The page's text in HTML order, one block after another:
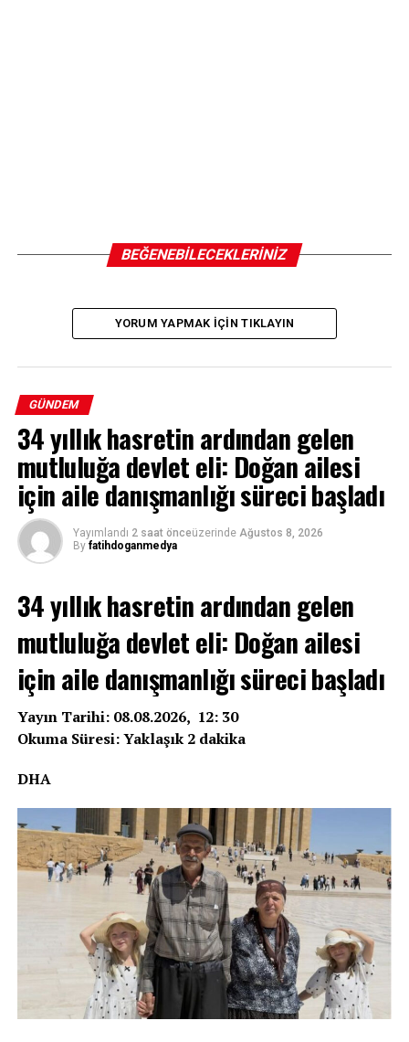
BEĞENEBILECEKLERINIZ
YORUM YAPMAK IÇIN TIKLAYIN
GÜNDEM
34 yıllık hasretin ardından gelen
mutluluğa devlet eli: Doğan ailesi
için aile danışmanlığı süreci başladı
Yayımlandı 2 saat önceüzerinde Ağustos 8, 2026
By fatihdoganmedya
34 yıllık hasretin ardından gelen
mutluluğa devlet eli: Doğan ailesi
için aile danışmanlığı süreci başladı
Yayın Tarihi: 08.08.2026, 12: 30
Okuma Süresi: Yaklaşık 2 dakika
DHA